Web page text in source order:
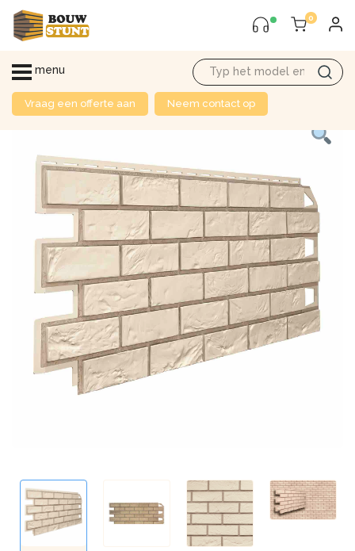
0
menu
Vraag een offerte aan Neem contact op